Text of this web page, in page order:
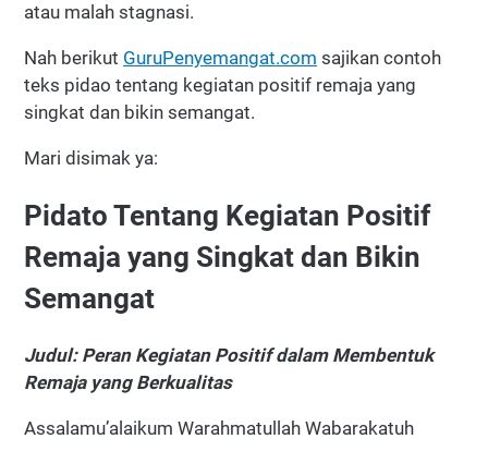
atau malah stagnasi.
Nah berikut GuruPenyemangat.com sajikan contoh
teks pidao tentang kegiatan positif remaja yang
singkat dan bikin semangat.
Mari disimak ya:
Pidato Tentang Kegiatan Positif
Remaja yang Singkat dan Bikin
Semangat
Judul: Peran Kegiatan Positif dalam Membentuk
Remaja yang Berkualitas
Assalamu’alaikum Warahmatullah Wabarakatuh